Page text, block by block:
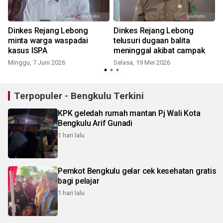
Dinkes Rejang Lebong
minta warga waspadai
kasus ISPA
Minggu, 7 Juni 2026
Dinkes Rejang Lebong
telusuri dugaan balita
meninggal akibat campak
Selasa, 19 Mei 2026
Terpopuler - Bengkulu Terkini
KPK geledah rumah mantan Pj Wali Kota
Bengkulu Arif Gunadi
1 hari lalu
Pemkot Bengkulu gelar cek kesehatan gratis
bagi pelajar
1 hari lalu